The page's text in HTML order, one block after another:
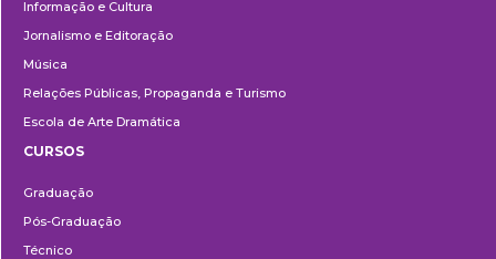
Informação e Cultura
Jornalismo e Editoração
Música
Relações Públicas, Propaganda e Turismo
Escola de Arte Dramática
CURSOS
Graduação
Pós-Graduação
Técnico